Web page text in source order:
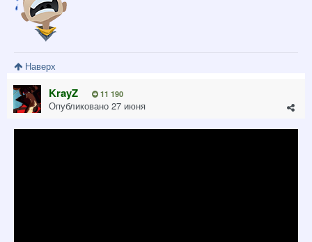
Наверх
KrayZ 11 190
Опубликовано 27 июня